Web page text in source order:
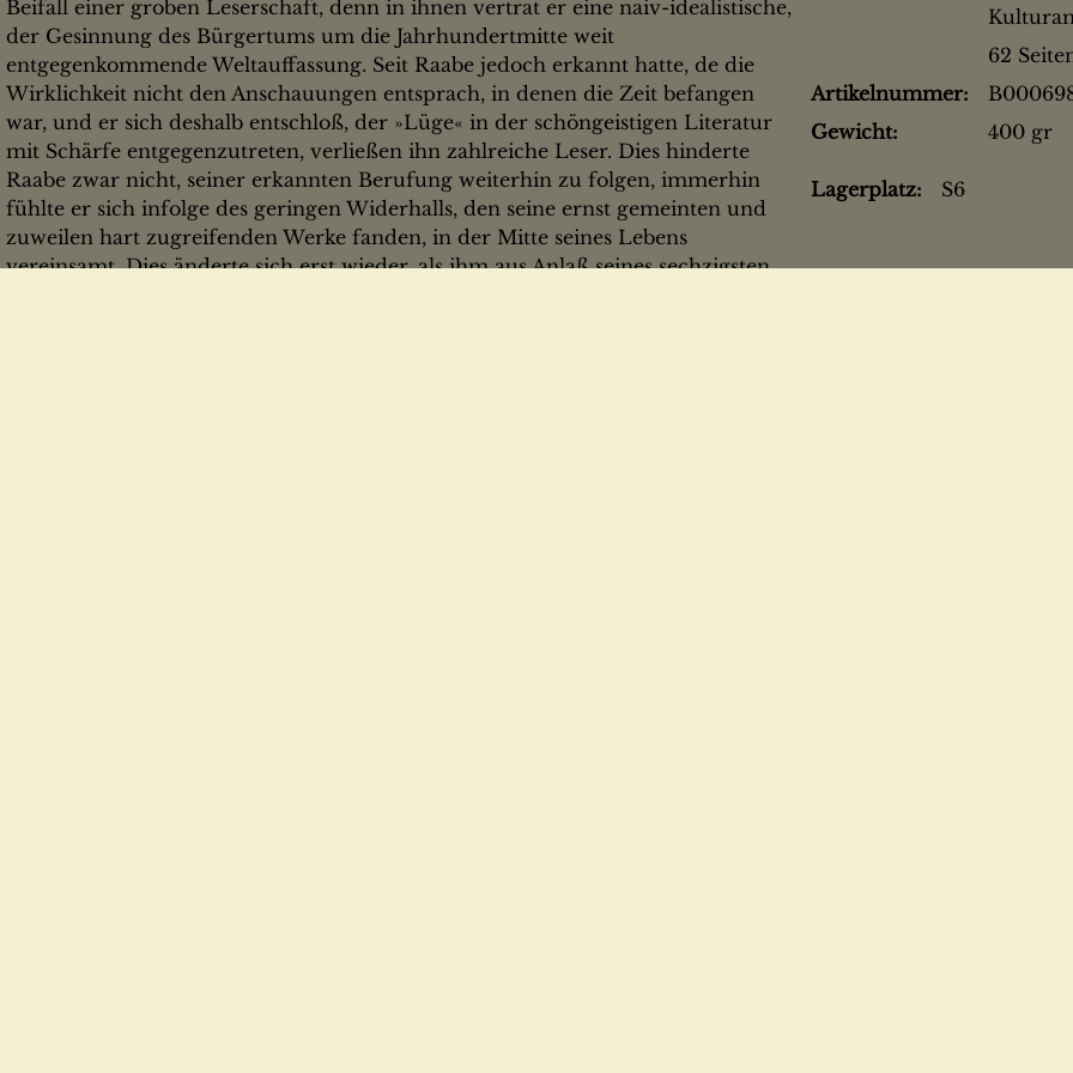
Beifall einer groben Leserschaft, denn in ihnen vertrat er eine naiv-idealistische,
der Gesinnung des Bürgertums um die Jahrhundertmitte weit
entgegenkommende Weltauffassung. Seit Raabe jedoch erkannt hatte, de die
Wirklichkeit nicht den Anschauungen entsprach, in denen die Zeit befangen
war, und er sich deshalb entschloß, der »Lüge« in der schöngeistigen Literatur
mit Schärfe entgegenzutreten, verließen ihn zahlreiche Leser. Dies hinderte
Raabe zwar nicht, seiner erkannten Berufung weiterhin zu folgen, immerhin
fühlte er sich infolge des geringen Widerhalls, den seine ernst gemeinten und
zuweilen hart zugreifenden Werke fanden, in der Mitte seines Lebens
vereinsamt. Dies änderte sich erst wieder, als ihm aus Anlaß seines sechzigsten
62
Artikelnummer:
Gewicht:
400 gr
Lagerplatz: S6